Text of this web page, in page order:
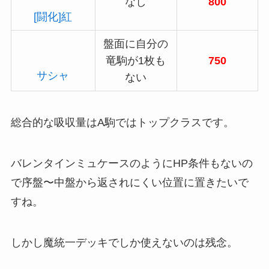
[闘化]紅
サシャ
盤面に自分の
竜駒が1枚も
ない
750
総合的な吸収量はA駒ではトップクラスです。
バレンタインミュケースのようにHP条件もないの
で序盤〜中盤から返されにくい位置に置きたいで
すね。
しかし魔統一デッキでしか使えないのは残念。